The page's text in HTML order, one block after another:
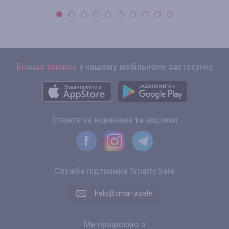
Більше знижок у нашому мобільному застосунку
Стежте за новинами та акціями
Служба підтримки Smarty.Sale
help@smarty.sale
Ми працюємо з